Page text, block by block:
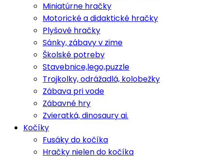
Miniatúrne hračky
Motorické a didaktické hračky
Plyšové hračky
Sánky, zábavy v zime
Školské potreby
Stavebnice,lego,puzzle
Trojkolky, odrážadlá, kolobežky
Zábava pri vode
Zábavné hry
Zvieratká, dinosaury ai.
Kočíky
Fusáky do kočíka
Hračky nielen do kočíka